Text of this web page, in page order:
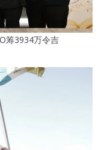
筹3934万令吉